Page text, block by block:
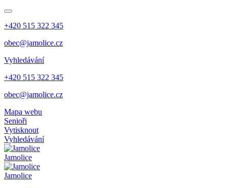
+420 515 322 345
obec@jamolice.cz
Vyhledávání
+420 515 322 345
obec@jamolice.cz
Mapa webu
Senioři
Vytisknout
Vyhledávání
Jamolice
Jamolice